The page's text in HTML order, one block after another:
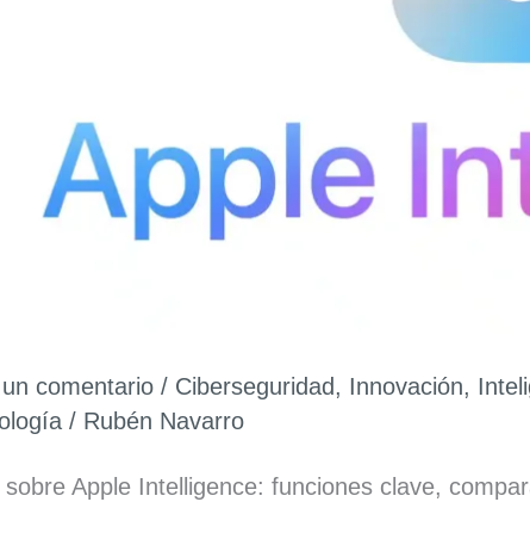
comentario / Ciberseguridad, Innovación,
/ Rubén Navarro
sobre Apple Intelligence: funciones clave,